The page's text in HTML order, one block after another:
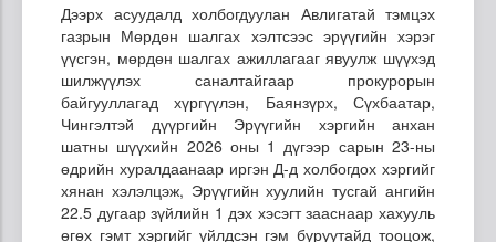
Дээрх асуудалд холбогдуулан Авлигатай тэмцэх
газрын Мөрдөн шалгах хэлтсээс эрүүгийн хэрэг
үүсгэн, мөрдөн шалгах ажиллагааг явуулж шүүхэд
шилжүүлэх саналтайгаар прокурорын
байгууллагад хүргүүлэн, Баянзүрх, Сүхбаатар,
Чингэлтэй дүүргийн Эрүүгийн хэргийн анхан
шатны шүүхийн 2026 оны 1 дүгээр сарын 23-ны
өдрийн хуралдаанаар иргэн Д-д холбогдох хэргийг
хянан хэлэлцэж, Эрүүгийн хуулийн тусгай ангийн
22.5 дугаар зүйлийн 1 дэх хэсэгт зааснаар хахууль
өгөх гэмт хэргийг үйлдсэн гэм буруутайд тооцож,